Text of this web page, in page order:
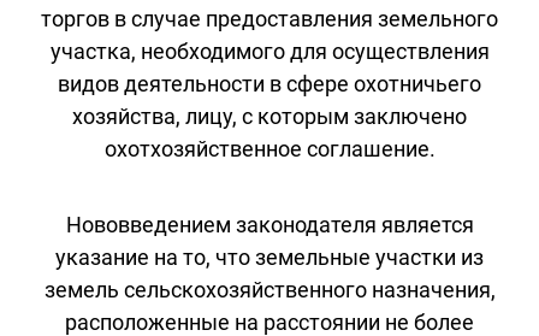
торгов в случае предоставления земельного
участка, необходимого для осуществления
видов деятельности в сфере охотничьего
хозяйства, лицу, с которым заключено
охотхозяйственное соглашение.
Нововведением законодателя является
указание на то, что земельные участки из
земель сельскохозяйственного назначения,
расположенные на расстоянии не более